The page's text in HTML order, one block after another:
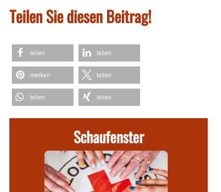
Teilen Sie diesen Beitrag!
teilen teilen
merken teilen
teilen teilen
Schaufenster